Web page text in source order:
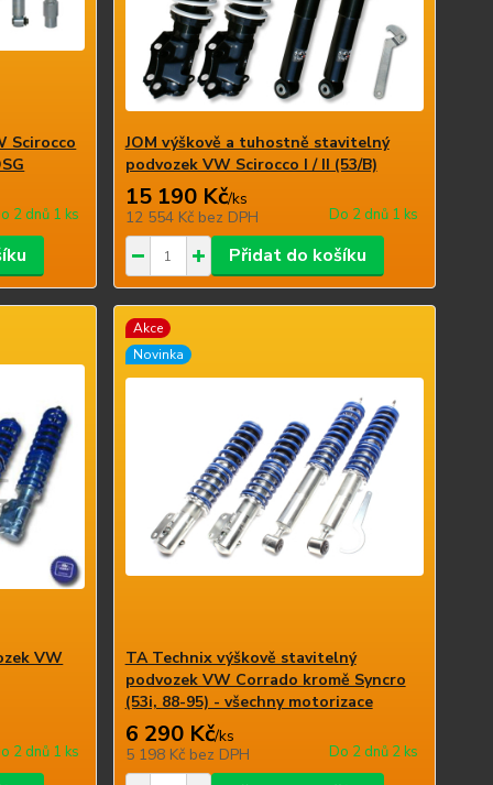
Scirocco
2 dnů 1 ks
JOM výškově a tuhostně stavitelný
podvozek VW Scirocco I / II (53/B)
15 190 Kč/ks
12 554 Kč bez DPH Do 2 dnů 1 ks
Přidat do košíku
VW
2 dnů 1 ks
Akce
Novinka
TA Technix výškově stavitelný
podvozek VW Corrado kromě Syncro
(53i, 88-95) - všechny motorizace
6 290 Kč/ks
5 198 Kč bez DPH Do 2 dnů 2 ks